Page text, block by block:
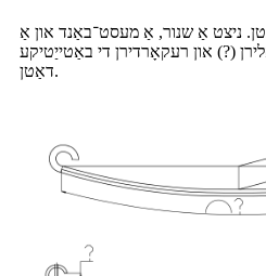
ניצט אַ שנור, אַ מעסט־באַנד און אַ
(?) און רעקאָרדירן די באַטייַטיקע
דאַטן.